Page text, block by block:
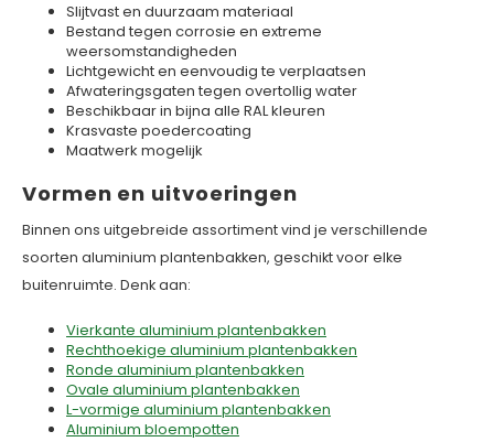
Slijtvast en duurzaam materiaal
Bestand tegen corrosie en extreme
weersomstandigheden
Lichtgewicht en eenvoudig te verplaatsen
Afwateringsgaten tegen overtollig water
Beschikbaar in bijna alle RAL kleuren
Krasvaste poedercoating
Maatwerk mogelijk
Vormen en uitvoeringen
Binnen ons uitgebreide assortiment vind je verschillende
soorten aluminium plantenbakken, geschikt voor elke
buitenruimte. Denk aan:
Vierkante aluminium plantenbakken
Rechthoekige aluminium plantenbakken
Ronde aluminium plantenbakken
Ovale aluminium plantenbakken
L-vormige aluminium plantenbakken
Aluminium bloempotten